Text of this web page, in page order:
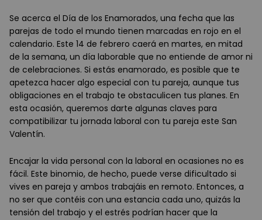
Se acerca el Día de los Enamorados, una fecha que las
parejas de todo el mundo tienen marcadas en rojo en el
calendario. Este 14 de febrero caerá en martes, en mitad
de la semana, un día laborable que no entiende de amor ni
de celebraciones. Si estás enamorado, es posible que te
apetezca hacer algo especial con tu pareja, aunque tus
obligaciones en el trabajo te obstaculicen tus planes. En
esta ocasión, queremos darte algunas claves para
compatibilizar tu jornada laboral con tu pareja este San
Valentín.
Encajar la vida personal con la laboral en ocasiones no es
fácil. Este binomio, de hecho, puede verse dificultado si
vives en pareja y ambos trabajáis en remoto. Entonces, a
no ser que contéis con una estancia cada uno, quizás la
tensión del trabajo y el estrés podrían hacer que la